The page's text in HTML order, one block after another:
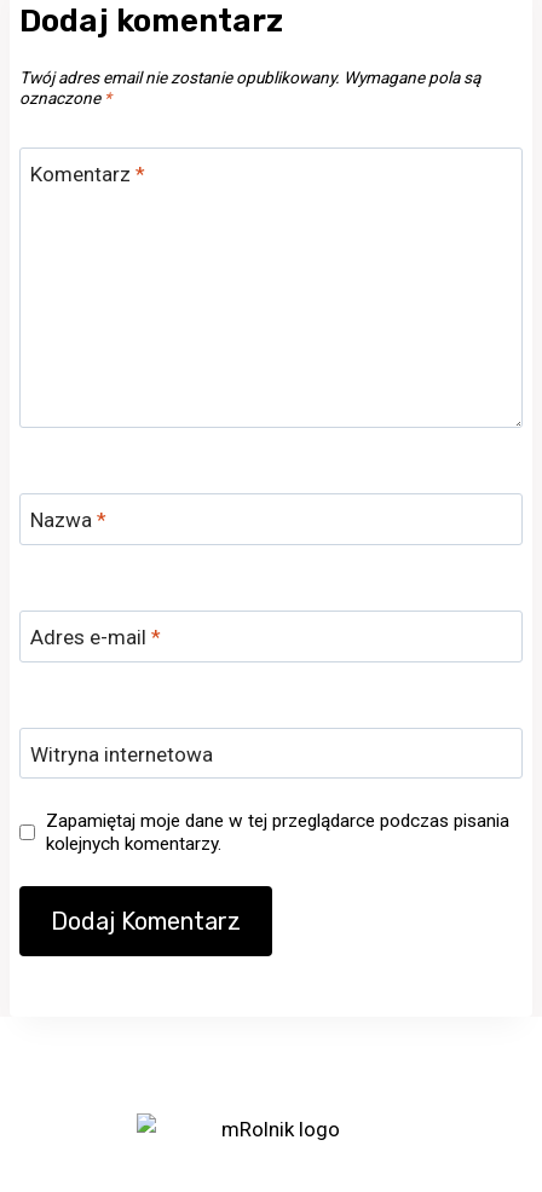
Dodaj komentarz
Twój adres email nie zostanie opublikowany. Wymagane pola są
oznaczone *
Komentarz *
Nazwa *
Adres e-mail *
Witryna internetowa
Zapamiętaj moje dane w tej przeglądarce podczas pisania
kolejnych komentarzy.